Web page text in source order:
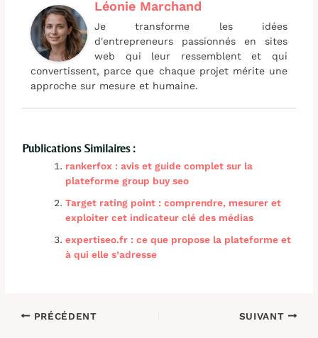
Léonie Marchand
Je transforme les idées
d'entrepreneurs passionnés en sites
web qui leur ressemblent et qui
convertissent, parce que chaque projet mérite une
approche sur mesure et humaine.
Publications Similaires :
rankerfox : avis et guide complet sur la
plateforme group buy seo
Target rating point : comprendre, mesurer et
exploiter cet indicateur clé des médias
expertiseo.fr : ce que propose la plateforme et
à qui elle s’adresse
PRÉCÉDENT SUIVANT